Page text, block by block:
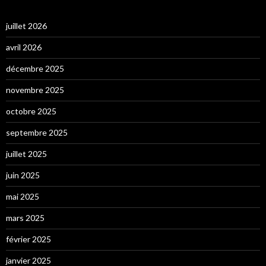
juillet 2026
avril 2026
décembre 2025
novembre 2025
octobre 2025
septembre 2025
juillet 2025
juin 2025
mai 2025
mars 2025
février 2025
janvier 2025